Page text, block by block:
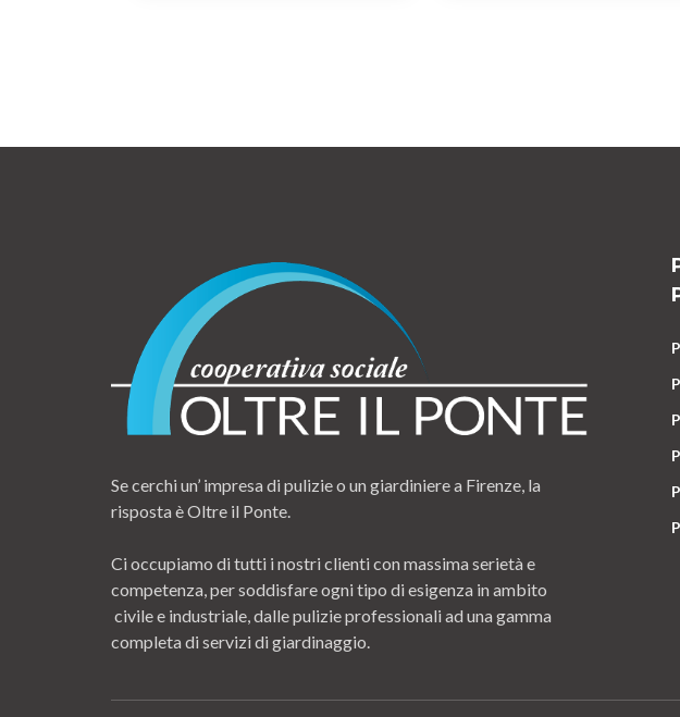
Se cerchi un’ impresa di pulizie o un giardiniere a Firenze, la
risposta è Oltre il Ponte.
Ci occupiamo di tutti i nostri clienti con massima serietà e
competenza, per soddisfare ogni tipo di esigenza in ambito
civile e industriale, dalle pulizie professionali ad una gamma
completa di servizi di giardinaggio.